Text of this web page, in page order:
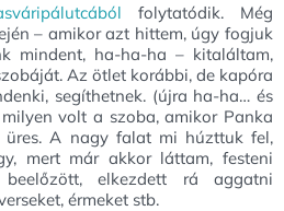
folytatódik. Még
– amikor azt hittem, úgy fogjuk
mindent, ha-ha-ha – kitaláltam,
Az ötlet korábbi, de kapóra
segíthetnek. (újra ha-ha… és
volt a szoba, amikor Panka
üres. A nagy falat mi húzttuk fel,
mert már akkor láttam, festeni
elkezdett rá aggatni
érmeket stb.